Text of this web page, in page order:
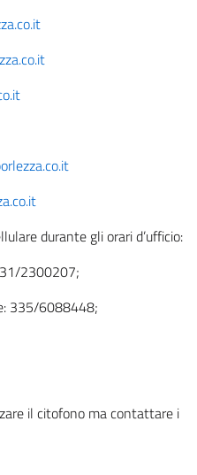
durante gli orari d’ufficio:
2300207;
335/6088448;
il citofono ma contattare i